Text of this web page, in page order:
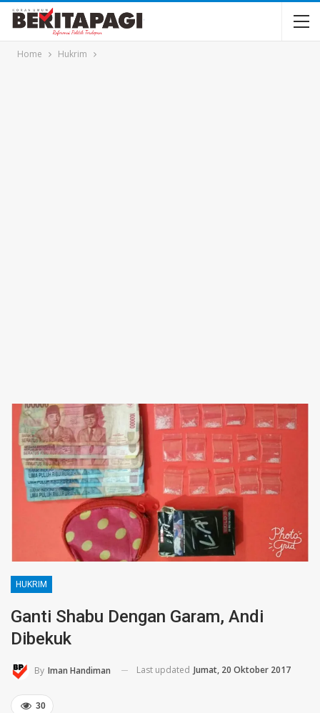
Home Hukrim
HUKRIM
Ganti Shabu Dengan Garam, Andi
Dibekuk
By Iman Handiman Last updated Jumat, 20 Oktober 2017
30